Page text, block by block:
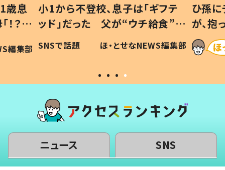
歳息
？」
編集部
小1から不登校、息子は「ギフテ
ッド」だった 父が“ウチ給食”を
作り続ける理由とは #令和の親
#令和の子
SNSで話題 ほ・とせなNEWS編集部
ひ孫
が、
「涙が
い」
ニュース SNS